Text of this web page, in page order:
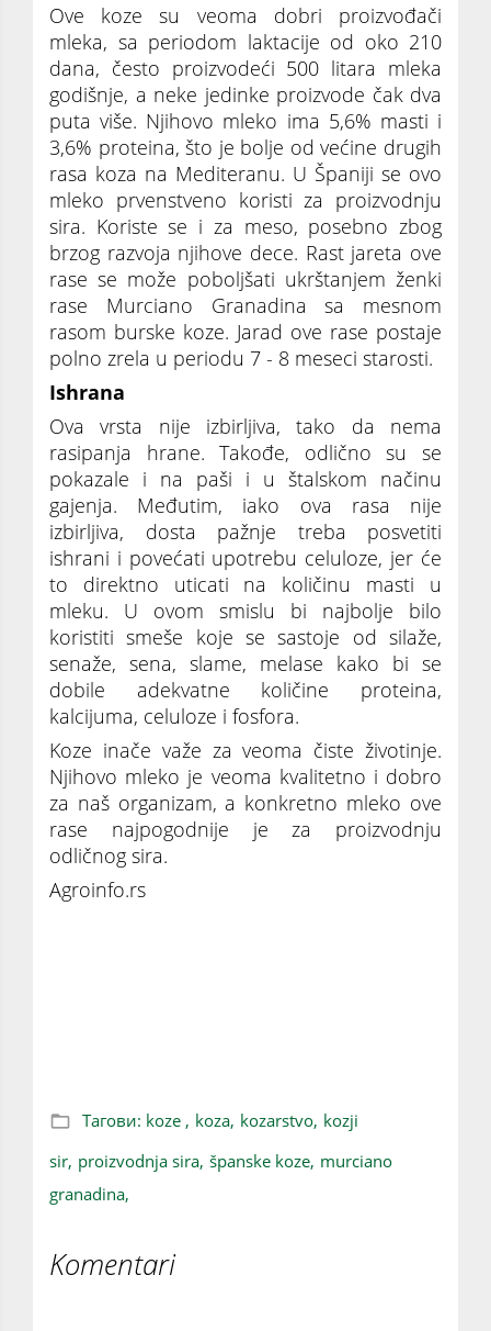
Ove koze su veoma dobri proizvođači
mleka, sa periodom laktacije od oko 210
dana, često proizvodeći 500 litara mleka
godišnje, a neke jedinke proizvode čak dva
puta više. Njihovo mleko ima 5,6% masti i
3,6% proteina, što je bolje od većine drugih
rasa koza na Mediteranu. U Španiji se ovo
mleko prvenstveno koristi za proizvodnju
sira. Koriste se i za meso, posebno zbog
brzog razvoja njihove dece. Rast jareta ove
rase se može poboljšati ukrštanjem ženki
rase Murciano Granadina sa mesnom
rasom burske koze. Jarad ove rase postaje
polno zrela u periodu 7 - 8 meseci starosti.
Ishrana
Ova vrsta nije izbirljiva, tako da nema
rasipanja hrane. Takođe, odlično su se
pokazale i na paši i u štalskom načinu
gajenja. Međutim, iako ova rasa nije
izbirljiva, dosta pažnje treba posvetiti
ishrani i povećati upotrebu celuloze, jer će
to direktno uticati na količinu masti u
mleku. U ovom smislu bi najbolje bilo
koristiti smeše koje se sastoje od silaže,
senaže, sena, slame, melase kako bi se
dobile adekvatne količine proteina,
kalcijuma, celuloze i fosfora.
Koze inače važe za veoma čiste životinje.
Njihovo mleko je veoma kvalitetno i dobro
za naš organizam, a konkretno mleko ove
rase najpogodnije je za proizvodnju
odličnog sira.
Agroinfo.rs
Тагови: koze , koza, kozarstvo, kozji
sir, proizvodnja sira, španske koze, murciano
granadina,
Komentari